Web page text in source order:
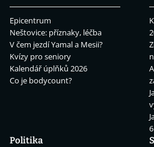
Epicentrum
Neštovice: příznaky, léčba
V čem jezdí Yamal a Mesii?
Kvízy pro seniory
Kalendář úplňků 2026
Co je bodycount?
Politika